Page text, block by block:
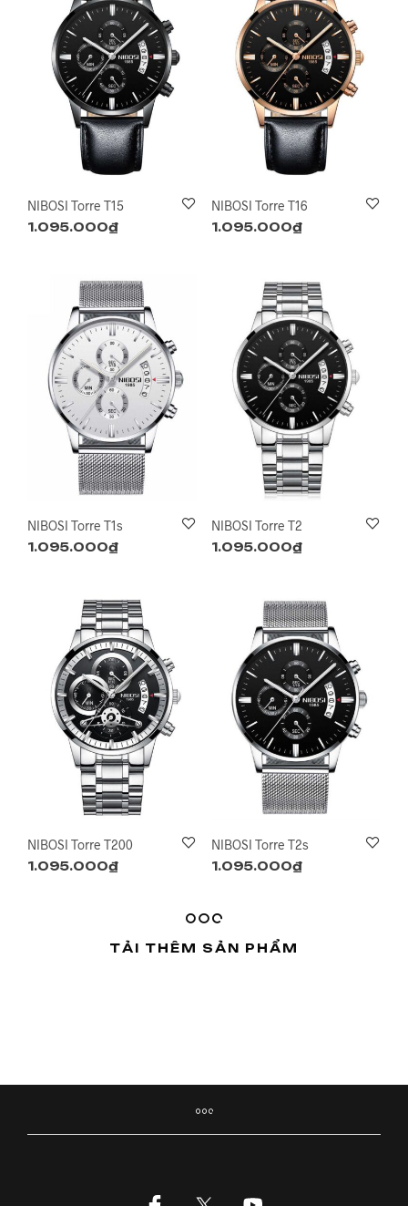
NIBOSI Torre T15
1.095.000₫
NIBOSI Torre T16
1.095.000₫
NIBOSI Torre T1s
1.095.000₫
NIBOSI Torre T2
1.095.000₫
NIBOSI Torre T200
1.095.000₫
NIBOSI Torre T2s
1.095.000₫
TẢI THÊM SẢN PHẨM